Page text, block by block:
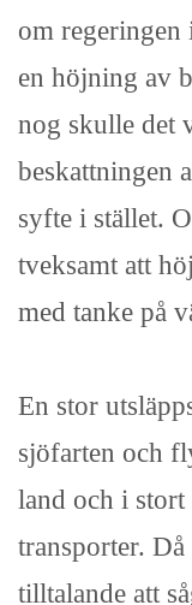
om regeringen
en höjning av
nog skulle det
beskattningen
syfte i stället.
tveksamt att
med tanke på
En stor
sjöfarten och
land och i
transporter.
tilltalande att